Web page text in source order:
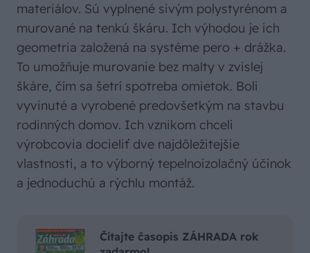
materiálov. Sú vyplnené sivým polystyrénom a
murované na tenkú škáru. Ich výhodou je ich
geometria založená na systéme pero + drážka.
To umožňuje murovanie bez malty v zvislej
škáre, čím sa šetrí spotreba omietok. Boli
vyvinuté a vyrobené predovšetkým na stavbu
rodinných domov. Ich vznikom chceli
výrobcovia docieliť dve najdôležitejšie
vlastnosti, a to výborný tepelnoizolačný účinok
a jednoduchú a rýchlu montáž.
Čítajte časopis ZÁHRADA rok